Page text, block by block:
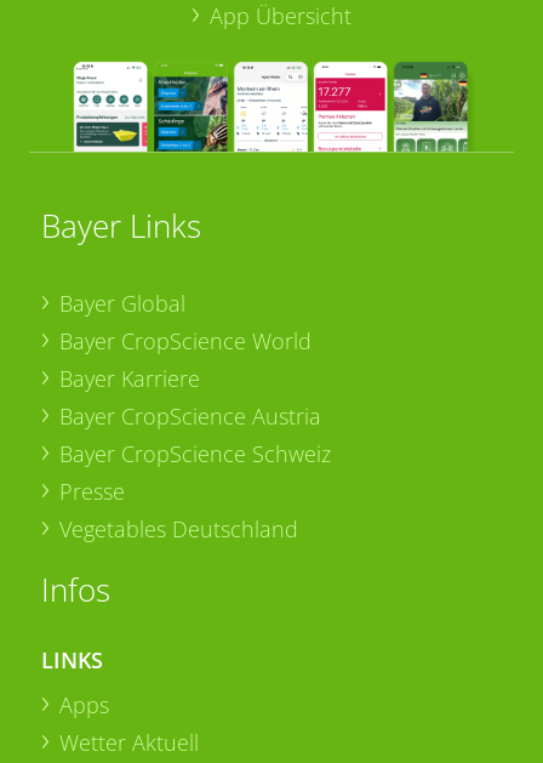
App Übersicht
Bayer Links
Bayer Global
Bayer CropScience World
Bayer Karriere
Bayer CropScience Austria
Bayer CropScience Schweiz
Presse
Vegetables Deutschland
Infos
LINKS
Apps
Wetter Aktuell